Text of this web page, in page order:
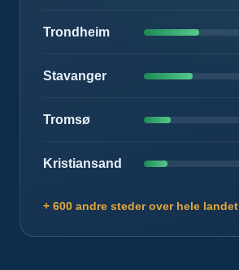
Trondheim
Stavanger
Tromsø
Kristiansand
+ 600 andre steder over hele landet